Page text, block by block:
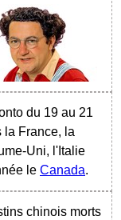
du 19 au 21
la France, la
Uni, l'Italie
le Canada.
chinois morts